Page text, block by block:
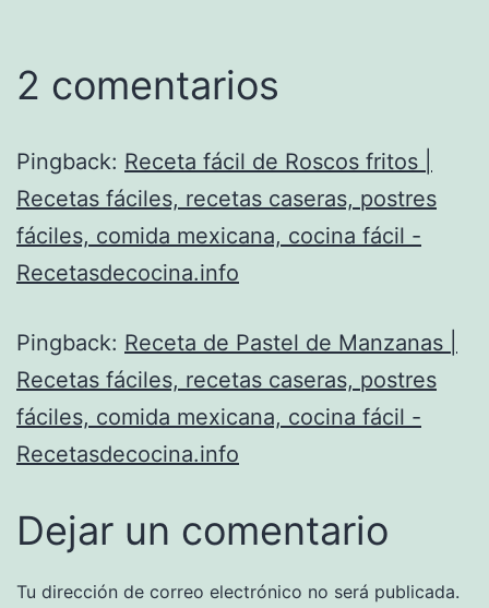
2 comentarios
Pingback: Receta fácil de Roscos fritos |
Recetas fáciles, recetas caseras, postres
fáciles, comida mexicana, cocina fácil -
Recetasdecocina.info
Pingback: Receta de Pastel de Manzanas |
Recetas fáciles, recetas caseras, postres
fáciles, comida mexicana, cocina fácil -
Recetasdecocina.info
Dejar un comentario
Tu dirección de correo electrónico no será publicada.